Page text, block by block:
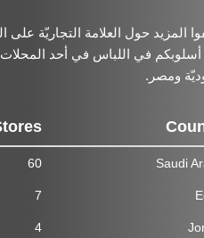
أسلوبكم في اللباس في أحد المحلات
ومصر.
Saudi
60
7
4